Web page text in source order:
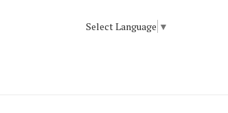
Select Language ▼